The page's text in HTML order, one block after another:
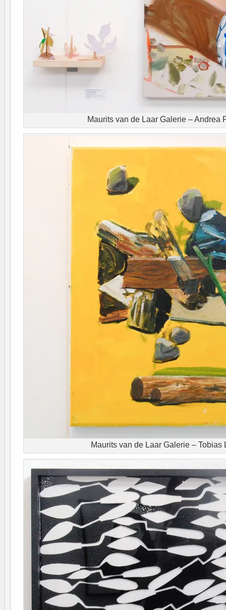
Maurits van de Laar Galerie – Andrea
Maurits van de Laar Galerie – Tobias